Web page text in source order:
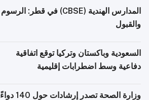
المدارس الهندية (CBSE) في قطر: الرسوم
والقبول
السعودية وباكستان وتركيا توقع اتفاقية
دفاعية وسط اضطرابات إقليمية
وزارة الصحة تصدر إرشادات حول 140 دواءً